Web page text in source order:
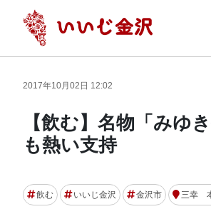
2017年10月02日 12:02
【飲む】名物「みゆ
も熱い支持
飲む いいじ金沢 金沢市 三幸